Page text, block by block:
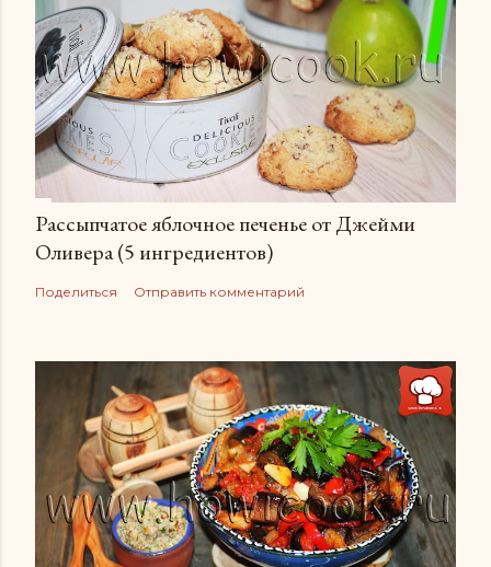
Рассыпчатое яблочное печенье от Джейми
Оливера (5 ингредиентов)
Поделиться Отправить комментарий